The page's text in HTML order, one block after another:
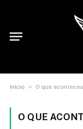
Início » O que
O QUE